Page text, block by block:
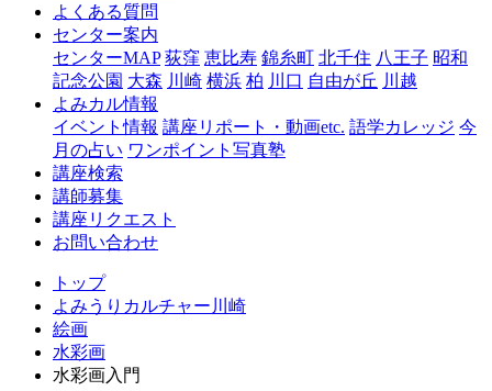
崎
よくある質問
センター案内
センターMAP 荻窪 恵比寿 錦糸町 北千住 八王子 昭和
記念公園 大森 川崎 横浜 柏 川口 自由が丘 川越
よみカル情報
イベント情報 講座リポート・動画etc. 語学カレッジ 今
月の占い ワンポイント写真塾
講座検索
講師募集
講座リクエスト
お問い合わせ
トップ
よみうりカルチャー川崎
絵画
水彩画
水彩画入門